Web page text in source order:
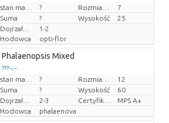
Cena za sztukę
?
7
Suma
? Wysokość
25
Dojrzałość
1-2
Hodowca
opti-flor
Phalaenopsis Mixed
??? -,--
Cena za sztukę
?
12
Suma
? Wysokość
60
Dojrzałość
2-3
MPS A+
Hodowca
phalaenova